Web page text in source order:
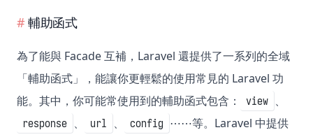
輔助函式
為了能與 Facade 互補，Laravel 還提供了一系列的全域
「輔助函式」，能讓你更輕鬆的使用常見的 Laravel 功
能。其中，你可能常使用到的輔助函式包含：
view 、
response 、 url 、 config ⋯⋯等。Laravel 中提供